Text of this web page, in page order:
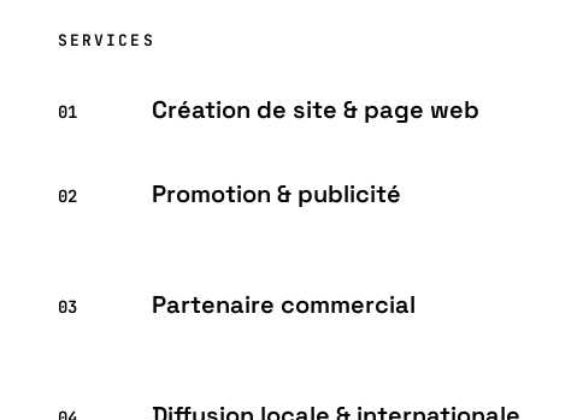
SERVICES
01 Création de site & page web
02 Promotion & publicité
03 Partenaire commercial